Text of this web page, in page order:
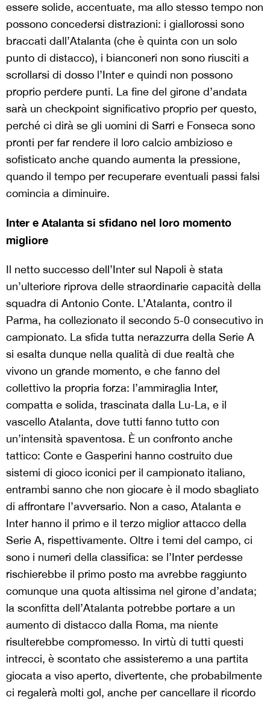
essere solide, accentuate, ma allo stesso tempo non
possono concedersi distrazioni: i giallorossi sono
braccati dall’Atalanta (che è quinta con un solo
punto di distacco), i bianconeri non sono riusciti a
scrollarsi di dosso l’Inter e quindi non possono
proprio perdere punti. La fine del girone d’andata
sarà un checkpoint significativo proprio per questo,
perché ci dirà se gli uomini di Sarri e Fonseca sono
pronti per far rendere il loro calcio ambizioso e
sofisticato anche quando aumenta la pressione,
quando il tempo per recuperare eventuali passi falsi
comincia a diminuire.
Inter e Atalanta si sfidano nel loro momento
migliore
Il netto successo dell’Inter sul Napoli è stata
un’ulteriore riprova delle straordinarie capacità della
squadra di Antonio Conte. L’Atalanta, contro il
Parma, ha collezionato il secondo 5-0 consecutivo in
campionato. La sfida tutta nerazzurra della Serie A
si esalta dunque nella qualità di due realtà che
vivono un grande momento, e che fanno del
collettivo la propria forza: l’ammiraglia Inter,
compatta e solida, trascinata dalla Lu-La, e il
vascello Atalanta, dove tutti fanno tutto con
un’intensità spaventosa. È un confronto anche
tattico: Conte e Gasperini hanno costruito due
sistemi di gioco iconici per il campionato italiano,
entrambi sanno che non giocare è il modo sbagliato
di affrontare l’avversario. Non a caso, Atalanta e
Inter hanno il primo e il terzo miglior attacco della
Serie A, rispettivamente. Oltre i temi del campo, ci
sono i numeri della classifica: se l’Inter perdesse
rischierebbe il primo posto ma avrebbe raggiunto
comunque una quota altissima nel girone d’andata;
la sconfitta dell’Atalanta potrebbe portare a un
aumento di distacco dalla Roma, ma niente
risulterebbe compromesso. In virtù di tutti questi
intrecci, è scontato che assisteremo a una partita
giocata a viso aperto, divertente, che probabilmente
ci regalerà molti gol, anche per cancellare il ricordo